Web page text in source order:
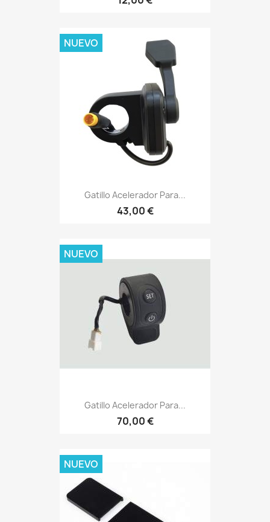
Gatillo Acelerador Para...
43,00 €
NUEVO
Gatillo Acelerador Para...
70,00 €
NUEVO
NUEVO